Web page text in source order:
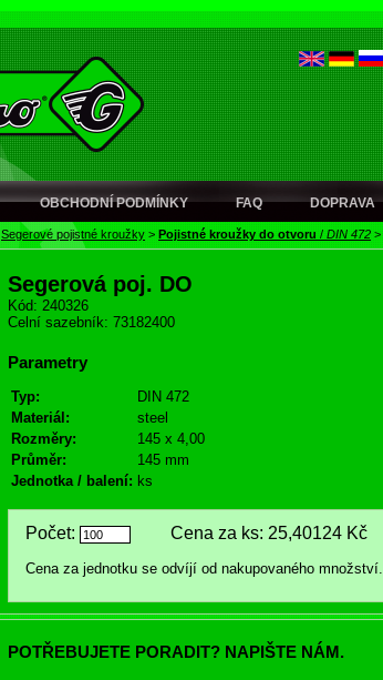
OBCHODNÍ PODMÍNKY FAQ DOPRAVA
Segerové pojistné kroužky > Pojistné kroužky do otvoru / DIN 472 >
Segerová poj. DO
Kód: 240326
Celní sazebník: 73182400
Parametry
Typ:
DIN 472
Materiál:
steel
Rozměry:
145 x 4,00
Průměr:
145 mm
Jednotka / balení: ks
Počet: Cena za ks: 25,40124 Kč
Cena za jednotku se odvíjí od nakupovaného množství.
POTŘEBUJETE PORADIT? NAPIŠTE NÁM.